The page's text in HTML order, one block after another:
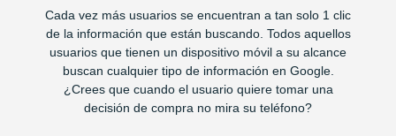
Cada vez más usuarios se encuentran a tan solo 1 clic
de la información que están buscando. Todos aquellos
usuarios que tienen un dispositivo móvil a su alcance
buscan cualquier tipo de información en Google.
¿Crees que cuando el usuario quiere tomar una
decisión de compra no mira su teléfono?